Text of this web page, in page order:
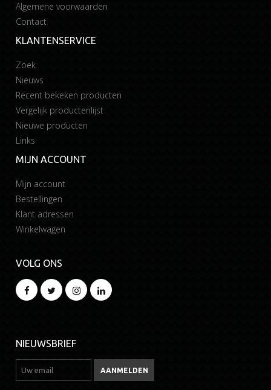
Algemene voorwaarden
Contact
KLANTENSERVICE
Zoek
Nieuws
Recent bekeken producten
Vergelijk productenlijst
Nieuwe producten
Links
MIJN ACCOUNT
Mijn account
Bestellingen
Klant adressen
Winkelwagen
VOLG ONS
NIEUWSBRIEF